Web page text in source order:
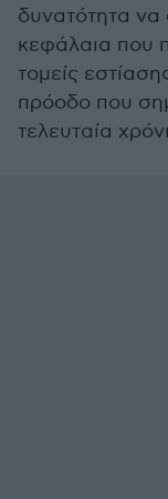
δυνατότητα να
κεφάλαια που
τομείς
πρόοδο που
τελευταία